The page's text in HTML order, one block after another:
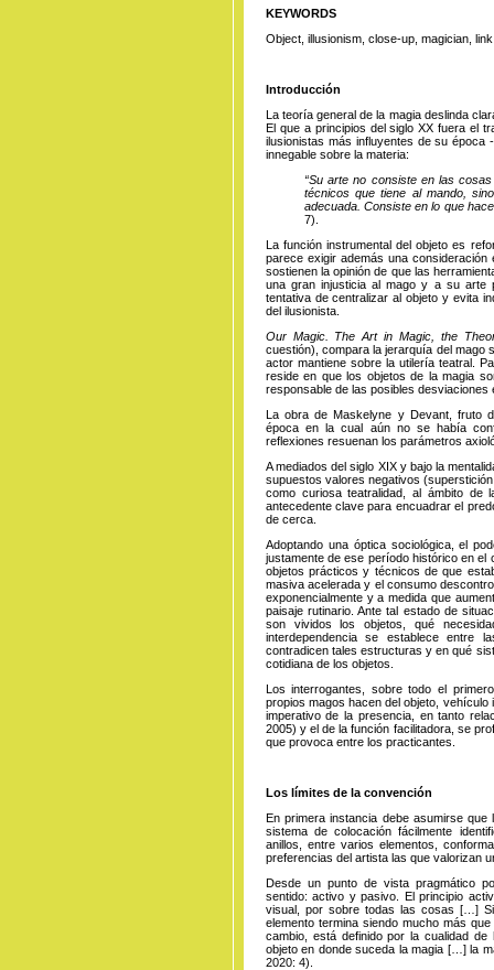
KEYWORDS
Object, illusionism, close-up, magician, link
Introducción
La teoría general de la magia deslinda
El que a principios del siglo XX fuera el
ilusionistas más influyentes de su época
innegable sobre la materia:
“Su arte no consiste en las
técnicos que tiene al mando,
adecuada. Consiste en lo que
7).
La función instrumental del objeto es
parece exigir además una
sostienen la opinión de que las
una gran injusticia al mago y a su arte
tentativa de centralizar al objeto y evita
del ilusionista.
Our Magic. The Art in Magic, the
cuestión), compara la jerarquía del mago
actor mantiene sobre la utilería teatral.
reside en que los objetos de la magia
responsable de las posibles desviaciones
La obra de Maskelyne y Devant, fruto
época en la cual aún no se había
reflexiones resuenan los parámetros
A mediados del siglo XIX y bajo la
supuestos valores negativos
como curiosa teatralidad, al ámbito de
antecedente clave para encuadrar el
de cerca.
Adoptando una óptica sociológica, el
justamente de ese período histórico en el
objetos prácticos y técnicos de que
masiva acelerada y el consumo
exponencialmente y a medida que
paisaje rutinario. Ante tal estado de
son vividos los objetos, qué
interdependencia se establece entre
contradicen tales estructuras y en qué
cotidiana de los objetos.
Los interrogantes, sobre todo el
propios magos hacen del objeto, vehículo
imperativo de la presencia, en tanto
2005) y el de la función facilitadora, se
que provoca entre los practicantes.
Los límites de la convención
En primera instancia debe asumirse
sistema de colocación fácilmente
anillos, entre varios elementos,
preferencias del artista las que valorizan
Desde un punto de vista pragmático
sentido: activo y pasivo. El principio
visual, por sobre todas las cosas […]
elemento termina siendo mucho más
cambio, está definido por la cualidad
objeto en donde suceda la magia […] la
2020: 4).